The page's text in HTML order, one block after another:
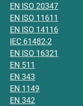
EN ISO 20347
EN ISO 11611
EN ISO 14116
IEC 61482-2
EN ISO 16321
EN 511
EN 343
EN 1149
EN 342